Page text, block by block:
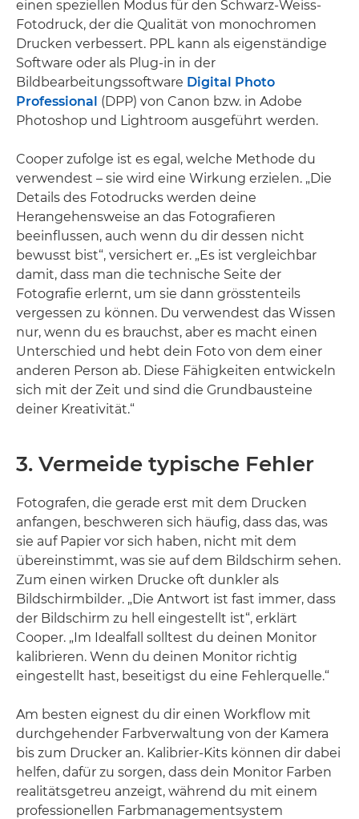
einen speziellen Modus für den Schwarz-Weiss-
Fotodruck, der die Qualität von monochromen
Drucken verbessert. PPL kann als eigenständige
Software oder als Plug-in in der
Bildbearbeitungssoftware Digital Photo
Professional (DPP) von Canon bzw. in Adobe
Photoshop und Lightroom ausgeführt werden.
Cooper zufolge ist es egal, welche Methode du
verwendest – sie wird eine Wirkung erzielen. „Die
Details des Fotodrucks werden deine
Herangehensweise an das Fotografieren
beeinflussen, auch wenn du dir dessen nicht
bewusst bist“, versichert er. „Es ist vergleichbar
damit, dass man die technische Seite der
Fotografie erlernt, um sie dann grösstenteils
vergessen zu können. Du verwendest das Wissen
nur, wenn du es brauchst, aber es macht einen
Unterschied und hebt dein Foto von dem einer
anderen Person ab. Diese Fähigkeiten entwickeln
sich mit der Zeit und sind die Grundbausteine
deiner Kreativität.“
3. Vermeide typische Fehler
Fotografen, die gerade erst mit dem Drucken
anfangen, beschweren sich häufig, dass das, was
sie auf Papier vor sich haben, nicht mit dem
übereinstimmt, was sie auf dem Bildschirm sehen.
Zum einen wirken Drucke oft dunkler als
Bildschirmbilder. „Die Antwort ist fast immer, dass
der Bildschirm zu hell eingestellt ist“, erklärt
Cooper. „Im Idealfall solltest du deinen Monitor
kalibrieren. Wenn du deinen Monitor richtig
eingestellt hast, beseitigst du eine Fehlerquelle.“
Am besten eignest du dir einen Workflow mit
durchgehender Farbverwaltung von der Kamera
bis zum Drucker an. Kalibrier-Kits können dir dabei
helfen, dafür zu sorgen, dass dein Monitor Farben
realitätsgetreu anzeigt, während du mit einem
professionellen Farbmanagementsystem